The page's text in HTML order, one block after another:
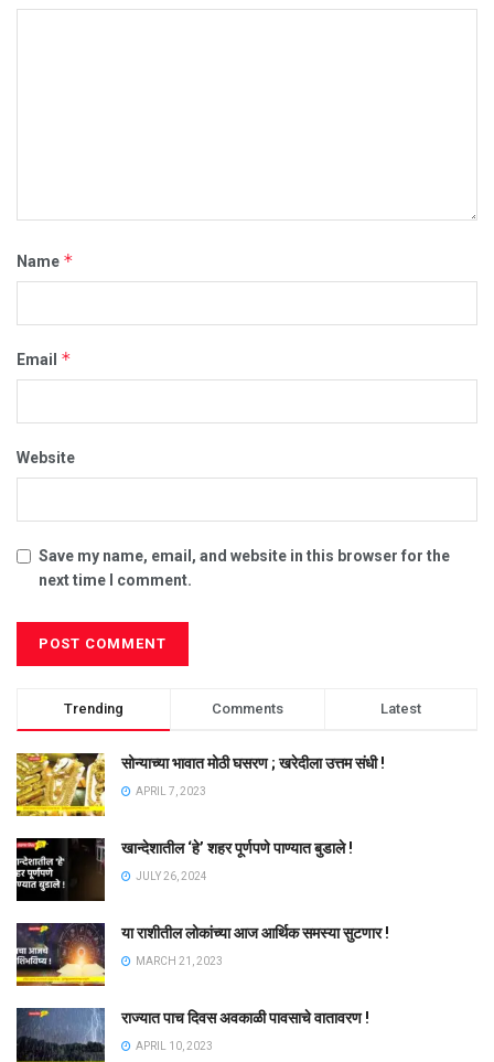
Name *
Email *
Website
Save my name, email, and website in this browser for the
next time I comment.
Trending Comments Latest
सोन्याच्या भावात मोठी घसरण ; खरेदीला उत्तम संधी !
APRIL 7, 2023
खान्देशातील ‘हे’ शहर पूर्णपणे पाण्यात बुडाले !
JULY 26, 2024
या राशीतील लोकांच्या आज आर्थिक समस्या सुटणार !
MARCH 21, 2023
राज्यात पाच दिवस अवकाळी पावसाचे वातावरण !
APRIL 10, 2023